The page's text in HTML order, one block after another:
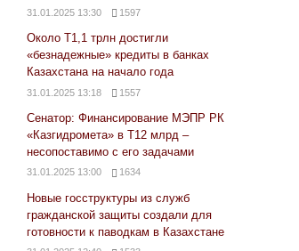
31.01.2025 13:30 1597
Около Т1,1 трлн достигли
«безнадежные» кредиты в банках
Казахстана на начало года
31.01.2025 13:18 1557
Сенатор: Финансирование МЭПР РК
«Казгидромета» в Т12 млрд –
несопоставимо с его задачами
31.01.2025 13:00 1634
Новые госструктуры из служб
гражданской защиты создали для
готовности к паводкам в Казахстане